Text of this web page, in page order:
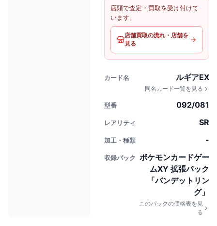
店頭で査定・買取を受け付けて
います。
店舗買取の流れ・店舗を
見る
カード名 ルギアEX
同名カード一覧を見る
型番 092/081
レアリティ SR
加工・種類 -
収録パック
ポケモンカードゲー
ムXY 拡張パック
「バンデットリン
グ」
このパックの価格表を見
る